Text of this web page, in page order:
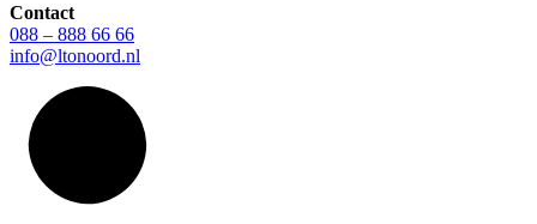
Contact
088 – 888 66 66
info@ltonoord.nl